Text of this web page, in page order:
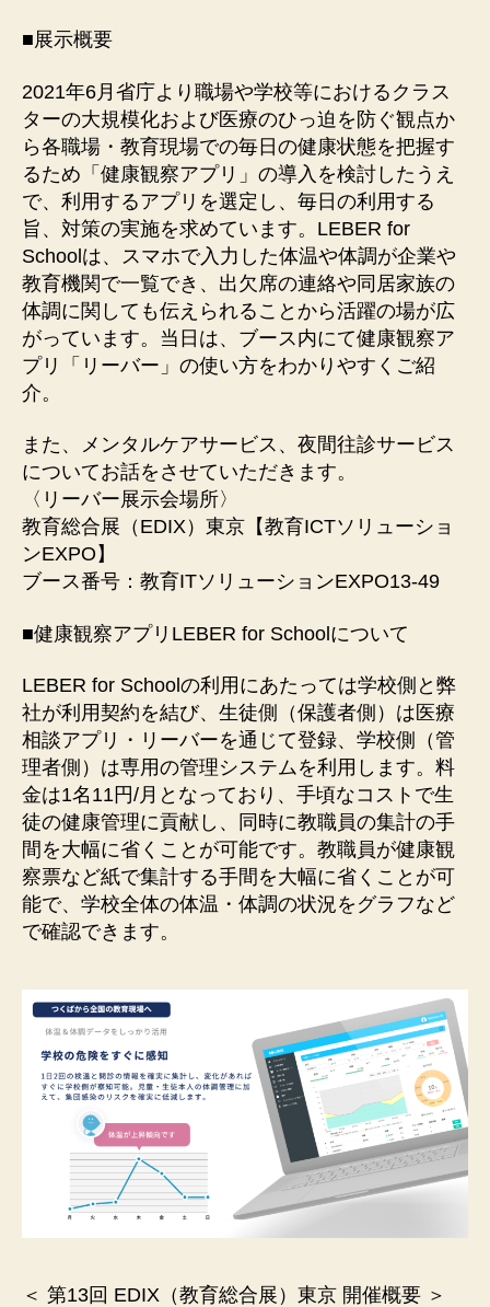
■展示概要
2021年6月省庁より職場や学校等におけるクラス
ターの大規模化および医療のひっ迫を防ぐ観点か
ら各職場・教育現場での毎日の健康状態を把握す
るため「健康観察アプリ」の導入を検討したうえ
で、利用するアプリを選定し、毎日の利用する
旨、対策の実施を求めています。LEBER for
Schoolは、スマホで入力した体温や体調が企業や
教育機関で一覧でき、出欠席の連絡や同居家族の
体調に関しても伝えられることから活躍の場が広
がっています。当日は、ブース内にて健康観察ア
プリ「リーバー」の使い方をわかりやすくご紹
介。
また、メンタルケアサービス、夜間往診サービス
についてお話をさせていただきます。
〈リーバー展示会場所〉
教育総合展（EDIX）東京【教育ICTソリューショ
ンEXPO】
ブース番号：教育ITソリューションEXPO13-49
■健康観察アプリLEBER for Schoolについて
LEBER for Schoolの利用にあたっては学校側と弊
社が利用契約を結び、生徒側（保護者側）は医療
相談アプリ・リーバーを通じて登録、学校側（管
理者側）は専用の管理システムを利用します。料
金は1名11円/月となっており、手頃なコストで生
徒の健康管理に貢献し、同時に教職員の集計の手
間を大幅に省くことが可能です。教職員が健康観
察票など紙で集計する手間を大幅に省くことが可
能で、学校全体の体温・体調の状況をグラフなど
で確認できます。
＜ 第13回 EDIX（教育総合展）東京 開催概要 ＞